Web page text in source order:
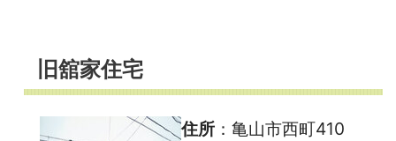
旧舘家住宅
住所 ：亀山市西町410